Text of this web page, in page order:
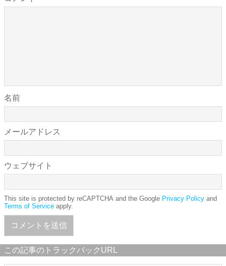
名前
メールアドレス
ウェブサイト
This site is protected by reCAPTCHA and the Google Privacy Policy and
Terms of Service apply.
この記事のトラックバックURL